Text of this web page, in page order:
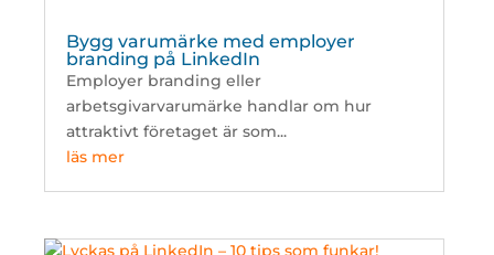
Bygg varumärke med employer
branding på LinkedIn
Employer branding eller
arbetsgivarvarumärke handlar om hur
attraktivt företaget är som...
läs mer